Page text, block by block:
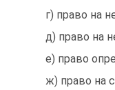
г) право на
д) право на
е) право
ж) право на